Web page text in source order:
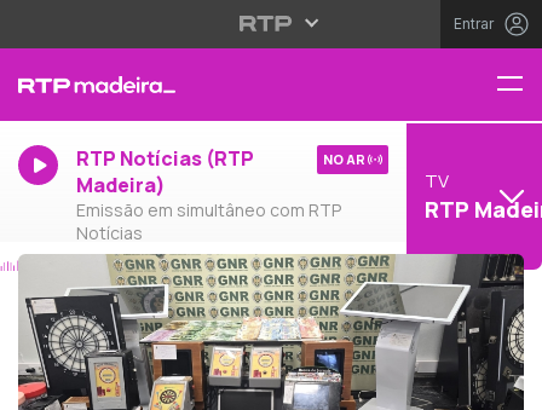
Entrar
RTP Notícias (RTP
Madeira)
Emissão em simultâneo com RTP
Notícias
NO AR
TV
RTP